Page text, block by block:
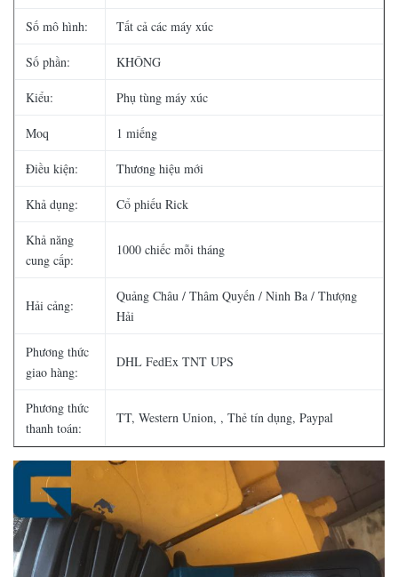
Số mô hình: Tất cả các máy xúc
Số phần: KHÔNG
Kiểu: Phụ tùng máy xúc
Moq 1 miếng
Điều kiện: Thương hiệu mới
Khả dụng: Cổ phiếu Rick
Khả năng
cung cấp:
1000 chiếc mỗi tháng
Hải cảng:
Quảng Châu / Thâm Quyến / Ninh Ba / Thượng
Hải
Phương thức
giao hàng:
DHL FedEx TNT UPS
Phương thức
thanh toán:
TT, Western Union, , Thẻ tín dụng, Paypal